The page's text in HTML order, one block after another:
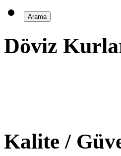
Döviz
Kalite /